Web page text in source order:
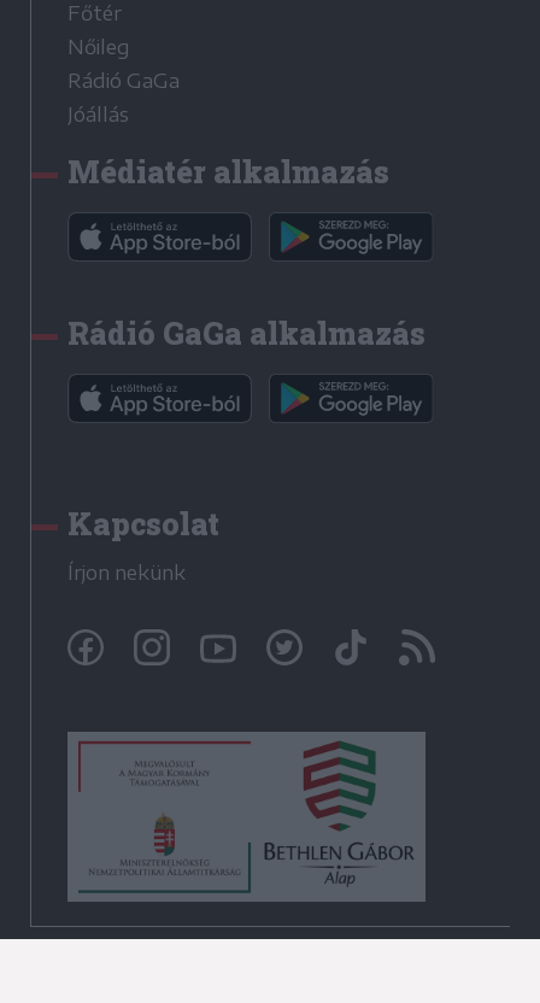
Főtér
Nőileg
Rádió GaGa
Jóállás
Médiatér alkalmazás
Rádió GaGa alkalmazás
Kapcsolat
Írjon nekünk